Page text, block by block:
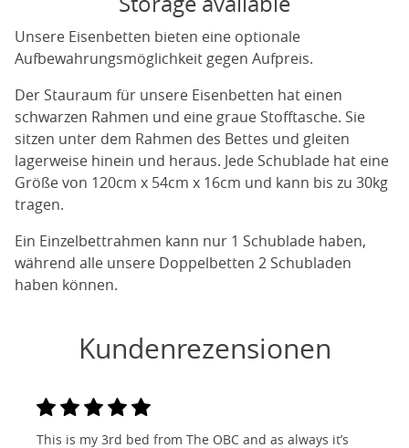
Unsere Eisenbetten bieten eine optionale
Aufbewahrungsmöglichkeit gegen Aufpreis.
Der Stauraum für unsere Eisenbetten hat einen
schwarzen Rahmen und eine graue Stofftasche. Sie
sitzen unter dem Rahmen des Bettes und gleiten
lagerweise hinein und heraus. Jede Schublade hat eine
Größe von 120cm x 54cm x 16cm und kann bis zu 30kg
tragen.
Ein Einzelbettrahmen kann nur 1 Schublade haben,
während alle unsere Doppelbetten 2 Schubladen
haben können.
Kundenrezensionen
This is my 3rd bed from The OBC and as always it’s